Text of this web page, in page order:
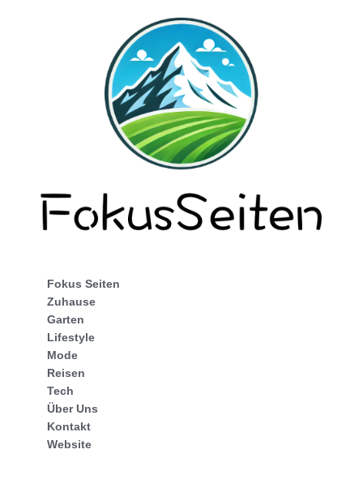
Fokus Seiten
Zuhause
Garten
Lifestyle
Mode
Reisen
Tech
Über Uns
Kontakt
Website